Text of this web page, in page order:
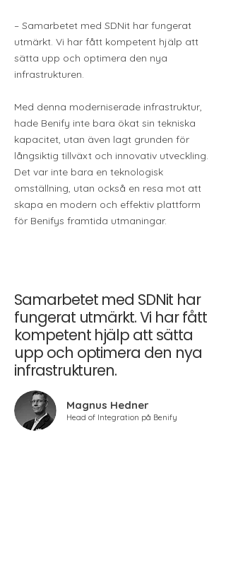
– Samarbetet med SDNit har fungerat
utmärkt. Vi har fått kompetent hjälp att
sätta upp och optimera den nya
infrastrukturen.
Med denna moderniserade infrastruktur,
hade Benify inte bara ökat sin tekniska
kapacitet, utan även lagt grunden för
långsiktig tillväxt och innovativ utveckling.
Det var inte bara en teknologisk
omställning, utan också en resa mot att
skapa en modern och effektiv plattform
för Benifys framtida utmaningar.
Samarbetet med SDNit har
fungerat utmärkt. Vi har fått
kompetent hjälp att sätta
upp och optimera den nya
infrastrukturen.
Magnus Hedner
Head of Integration på Benify